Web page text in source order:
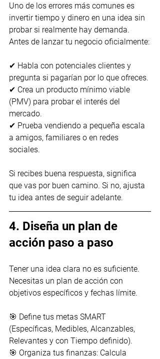
Uno de los errores más comunes es
invertir tiempo y dinero en una idea sin
probar si realmente hay demanda.
Antes de lanzar tu negocio oficialmente:
✔ Habla con potenciales clientes y
pregunta si pagarían por lo que ofreces.
✔ Crea un producto mínimo viable
(PMV) para probar el interés del
mercado.
✔ Prueba vendiendo a pequeña escala
a amigos, familiares o en redes
sociales.
Si recibes buena respuesta, significa
que vas por buen camino. Si no, ajusta
tu idea antes de seguir adelante.
4. Diseña un plan de
acción paso a paso
Tener una idea clara no es suficiente.
Necesitas un plan de acción con
objetivos específicos y fechas límite.
🎯 Define tus metas SMART
(Específicas, Medibles, Alcanzables,
Relevantes y con Tiempo definido).
🎯 Organiza tus finanzas: Calcula